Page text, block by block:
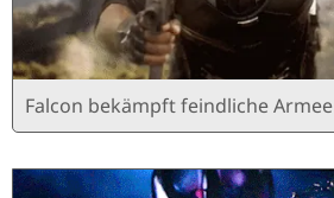
Falcon bekämpft feindliche Armee